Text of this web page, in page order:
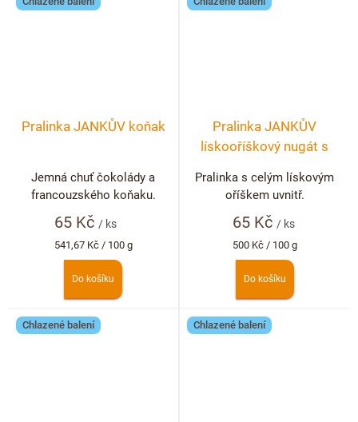
Pralinka JANKŮV koňak
65 Kč / ks
Měrná
cena:
541,67 Kč / 100 g
Do košíku
Jemná chuť čokolády a
francouzského koňaku.
Pralinka JANKŮV
lískooříškový nugát s
65 Kč / ks
Měrná
cena:
500 Kč / 100 g
Do košíku
Pralinka s celým lískovým
oříškem uvnitř.
Chlazené balení Chlazené balení